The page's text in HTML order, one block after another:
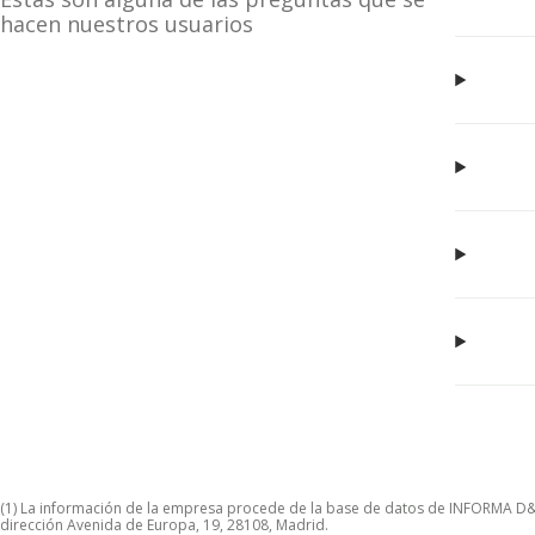
hacen nuestros usuarios
(1) La información de la empresa procede de la base de datos de INFORMA
dirección Avenida de Europa, 19, 28108, Madrid.